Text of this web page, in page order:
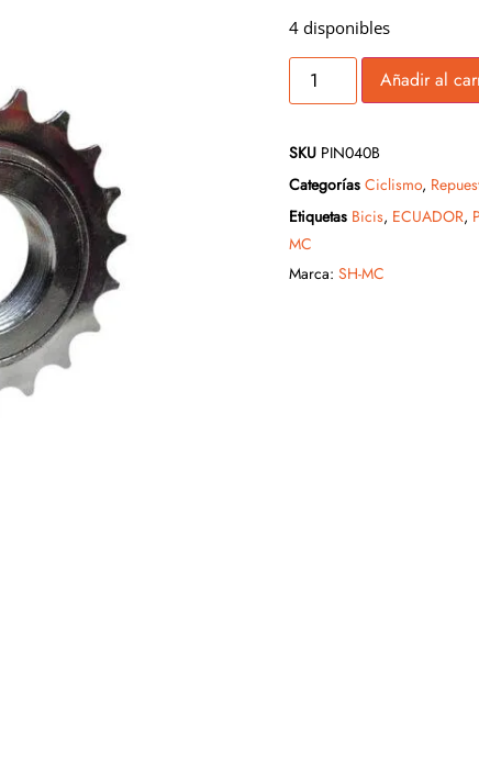
4 disponibles
Añadir al
SKU PIN040B
Categorías Ciclismo,
Etiquetas Bicis, ECUADOR,
MC
Marca: SH-MC